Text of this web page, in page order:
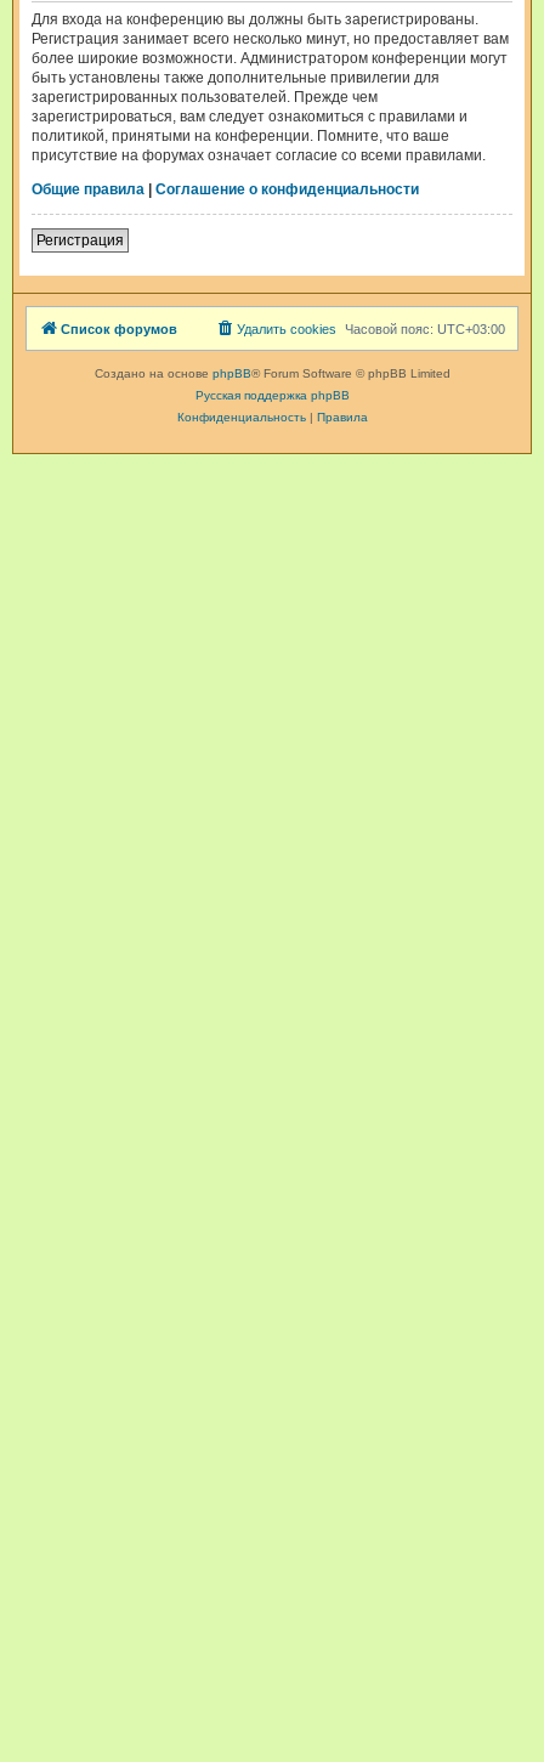
Для входа на конференцию вы должны быть зарегистрированы.
Регистрация занимает всего несколько минут, но предоставляет вам
более широкие возможности. Администратором конференции могут
быть установлены также дополнительные привилегии для
зарегистрированных пользователей. Прежде чем
зарегистрироваться, вам следует ознакомиться с правилами и
политикой, принятыми на конференции. Помните, что ваше
присутствие на форумах означает согласие со всеми правилами.
Общие правила | Соглашение о конфиденциальности
Регистрация
Список форумов Часовой пояс: UTC+03:00
Удалить cookies
Создано на основе phpBB® Forum Software © phpBB Limited
Русская поддержка phpBB
Конфиденциальность| Правила